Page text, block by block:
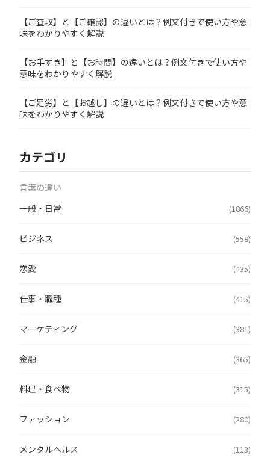
【ご査収】と【ご確認】の違いとは？例文付きで使い方や意
味をわかりやすく解説
【お手すき】と【お時間】の違いとは？例文付きで使い方や
意味をわかりやすく解説
【ご足労】と【お越し】の違いとは？例文付きで使い方や意
味をわかりやすく解説
カテゴリ
言葉の違い
一般・日常
(1866)
ビジネス (558)
恋愛 (435)
仕事・職種 (415)
マーケティング (381)
金融 (365)
料理・食べ物 (315)
ファッション (280)
メンタルヘルス (113)